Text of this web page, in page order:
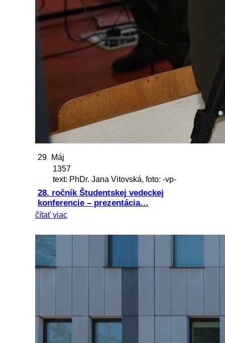
29
Máj
1357
text: PhDr. Jana Vitovská, foto: -vp-
28. ročník Študentskej vedeckej
konferencie – prezentácia…
čítať viac